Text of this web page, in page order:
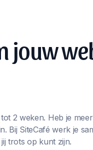
jouw
2 weken. Heb je
Bij SiteCafé werk je
trots op kunt zijn.